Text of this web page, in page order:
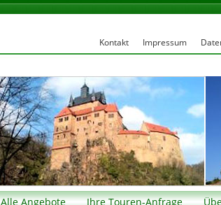
Alle Angebote Ihre Touren-Anfrage
Kontakt Impressum